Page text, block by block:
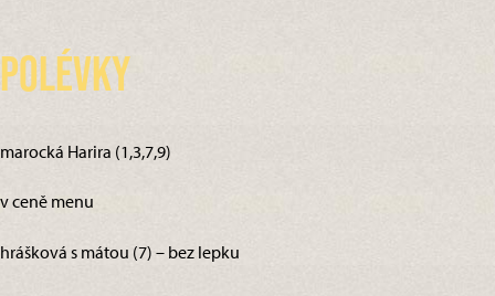
Polévky
marocká Harira (1,3,7,9)
v ceně menu
hrášková s mátou (7) – bez lepku